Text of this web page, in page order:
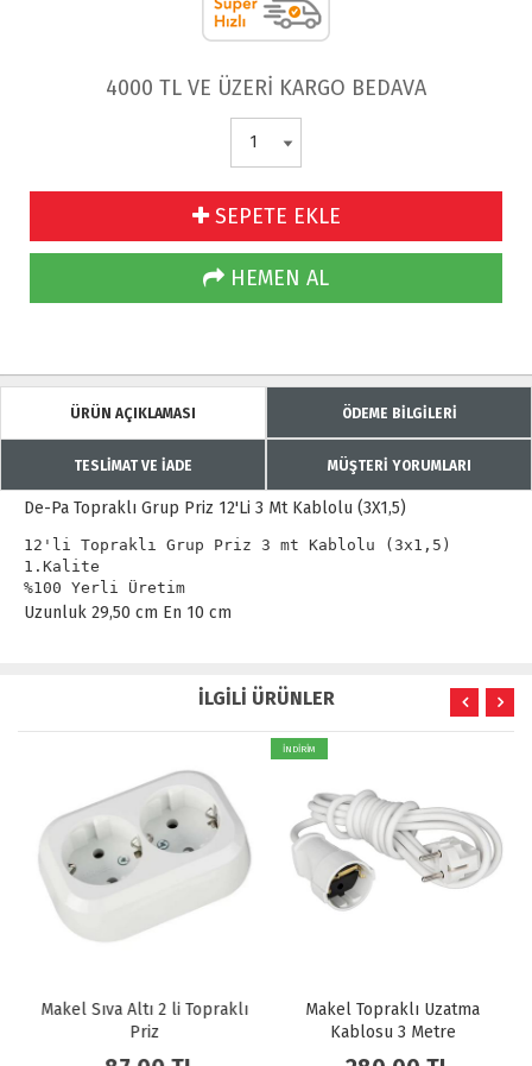
4000 TL VE ÜZERİ KARGO BEDAVA
SEPETE EKLE
HEMEN AL
ÜRÜN AÇIKLAMASI ÖDEME BİLGİLERİ
TESLİMAT VE İADE MÜŞTERİ YORUMLARI
De-Pa Topraklı Grup Priz 12'Li 3 Mt Kablolu (3X1,5)
12'li Topraklı Grup Priz 3 mt Kablolu (3x1,5)
1.Kalite
%100 Yerli Üretim
Uzunluk 29,50 cm En 10 cm
İLGİLİ ÜRÜNLER
Makel Sıva Altı 2 li Topraklı
Priz
İNDİRİM
Makel Topraklı Uzatma
Kablosu 3 Metre